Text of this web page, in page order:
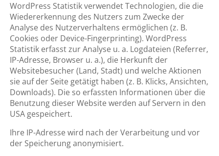
WordPress Statistik verwendet Technologien, die die
Wiedererkennung des Nutzers zum Zwecke der
Analyse des Nutzerverhaltens ermöglichen (z. B.
Cookies oder Device-Fingerprinting). WordPress
Statistik erfasst zur Analyse u. a. Logdateien (Referrer,
IP-Adresse, Browser u. a.), die Herkunft der
Websitebesucher (Land, Stadt) und welche Aktionen
sie auf der Seite getätigt haben (z. B. Klicks, Ansichten,
Downloads). Die so erfassten Informationen über die
Benutzung dieser Website werden auf Servern in den
USA gespeichert.
Ihre IP-Adresse wird nach der Verarbeitung und vor
der Speicherung anonymisiert.